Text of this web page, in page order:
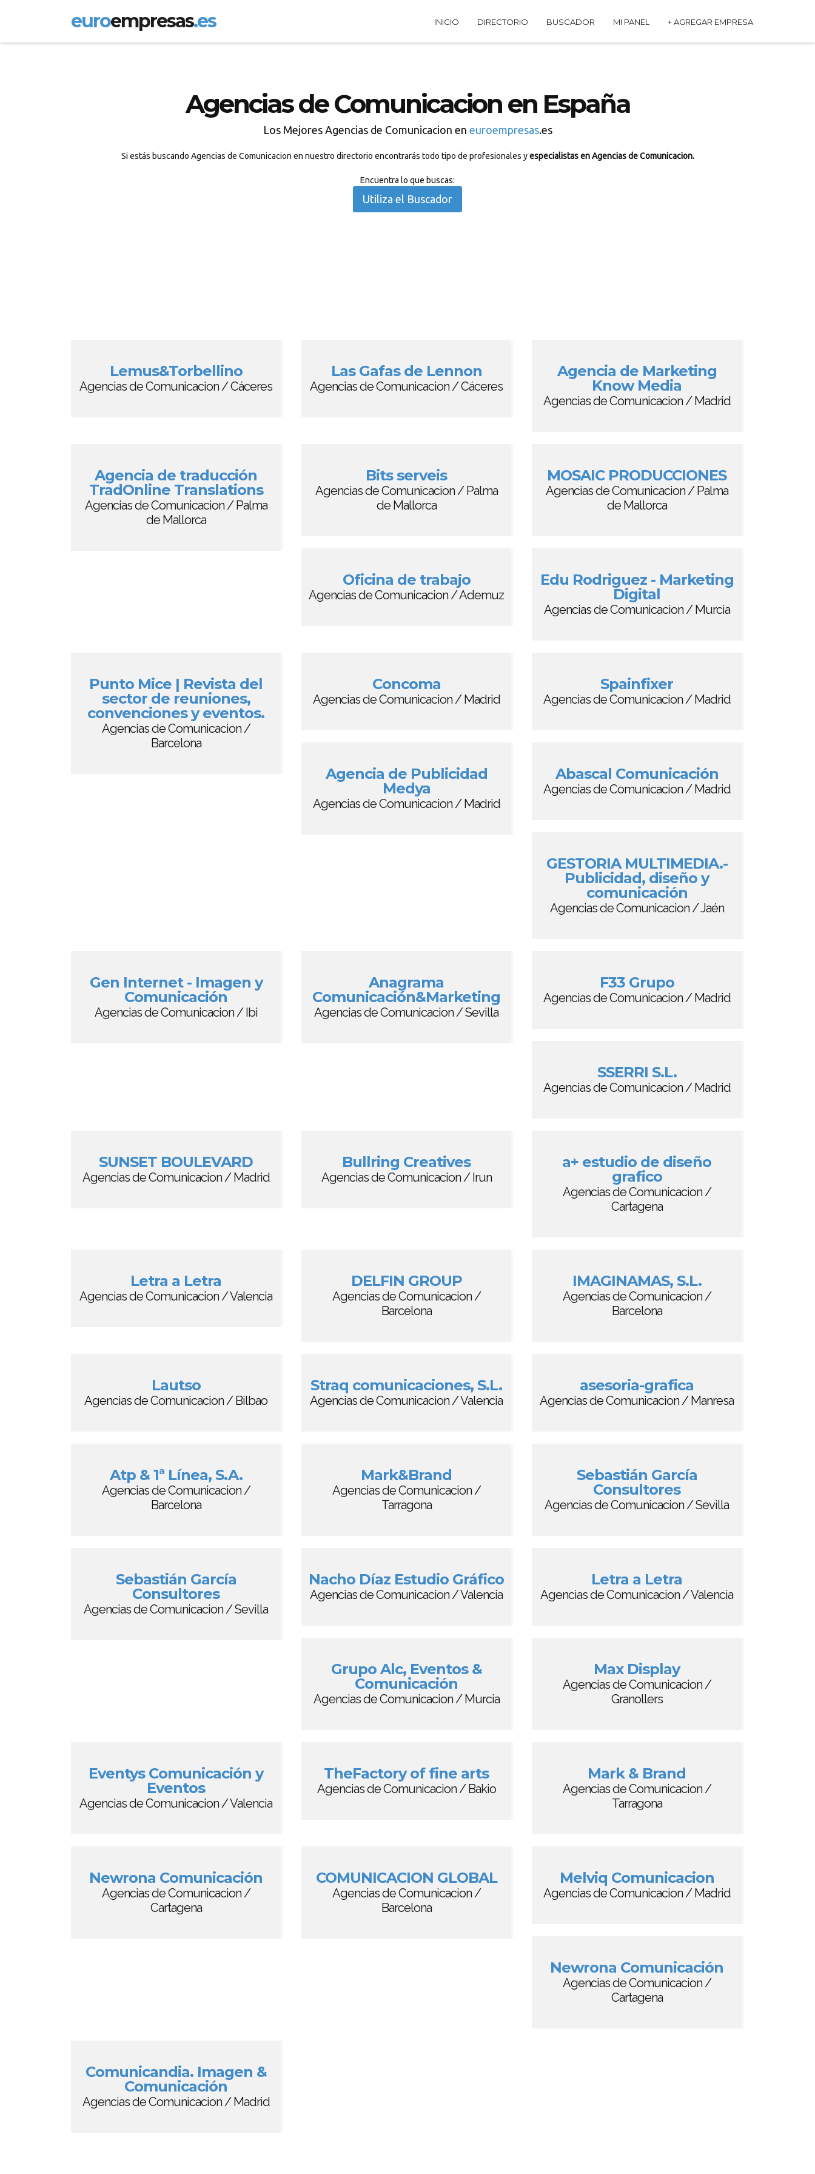
euroempresas.es INICIO DIRECTORIO BUSCADOR MI PANEL + AGREGAR EMPRESA
Agencias de Comunicacion en España
Los Mejores Agencias de Comunicacion en euroempresas.es
Si estás buscando Agencias de Comunicacion en nuestro directorio encontrarás todo tipo de profesionales yespecialistas en Agencias de Comunicacion.
Encuentra lo que buscas:
Utiliza el Buscador
Lemus&Torbellino
Agencias de Comunicacion / Cáceres
Las Gafas de Lennon
Agencias de Comunicacion / Cáceres
Agencia de Marketing
Know Media
Agencias de Comunicacion / Madrid
Agencia de traducción
TradOnline Translations
Agencias de Comunicacion / Palma
de Mallorca
Bits serveis
Agencias de Comunicacion / Palma
de Mallorca
MOSAIC PRODUCCIONES
Agencias de Comunicacion / Palma
de Mallorca
Oficina de trabajo
Agencias de Comunicacion / Ademuz
Edu Rodriguez - Marketing
Digital
Agencias de Comunicacion / Murcia
Punto Mice | Revista del
sector de reuniones,
convenciones y eventos.
Agencias de Comunicacion /
Barcelona
Concoma
Agencias de Comunicacion / Madrid
Spainfixer
Agencias de Comunicacion / Madrid
Agencia de Publicidad
Medya
Agencias de Comunicacion / Madrid
Abascal Comunicación
Agencias de Comunicacion / Madrid
GESTORIA MULTIMEDIA.-
Publicidad, diseño y
comunicación
Agencias de Comunicacion / Jaén
Gen Internet - Imagen y
Comunicación
Agencias de Comunicacion / Ibi
Anagrama
Comunicación&Marketing
Agencias de Comunicacion / Sevilla
F33 Grupo
Agencias de Comunicacion / Madrid
SSERRI S.L.
Agencias de Comunicacion / Madrid
SUNSET BOULEVARD
Agencias de Comunicacion / Madrid
Bullring Creatives
Agencias de Comunicacion / Irun
a+ estudio de diseño
grafico
Agencias de Comunicacion /
Cartagena
Letra a Letra
Agencias de Comunicacion / Valencia
DELFIN GROUP
Agencias de Comunicacion /
Barcelona
IMAGINAMAS, S.L.
Agencias de Comunicacion /
Barcelona
Lautso
Agencias de Comunicacion / Bilbao
Straq comunicaciones, S.L.
Agencias de Comunicacion / Valencia
asesoria-grafica
Agencias de Comunicacion / Manresa
Atp & 1ª Línea, S.A.
Agencias de Comunicacion /
Barcelona
Mark&Brand
Agencias de Comunicacion /
Tarragona
Sebastián García
Consultores
Agencias de Comunicacion / Sevilla
Sebastián García
Consultores
Agencias de Comunicacion / Sevilla
Nacho Díaz Estudio Gráfico
Agencias de Comunicacion / Valencia
Letra a Letra
Agencias de Comunicacion / Valencia
Grupo Alc, Eventos &
Comunicación
Agencias de Comunicacion / Murcia
Max Display
Agencias de Comunicacion /
Granollers
Eventys Comunicación y
Eventos
Agencias de Comunicacion / Valencia
TheFactory of fine arts
Agencias de Comunicacion / Bakio
Mark & Brand
Agencias de Comunicacion /
Tarragona
Newrona Comunicación
Agencias de Comunicacion /
Cartagena
COMUNICACION GLOBAL
Agencias de Comunicacion /
Barcelona
Melviq Comunicacion
Agencias de Comunicacion / Madrid
Newrona Comunicación
Agencias de Comunicacion /
Cartagena
Comunicandia. Imagen &
Comunicación
Agencias de Comunicacion / Madrid